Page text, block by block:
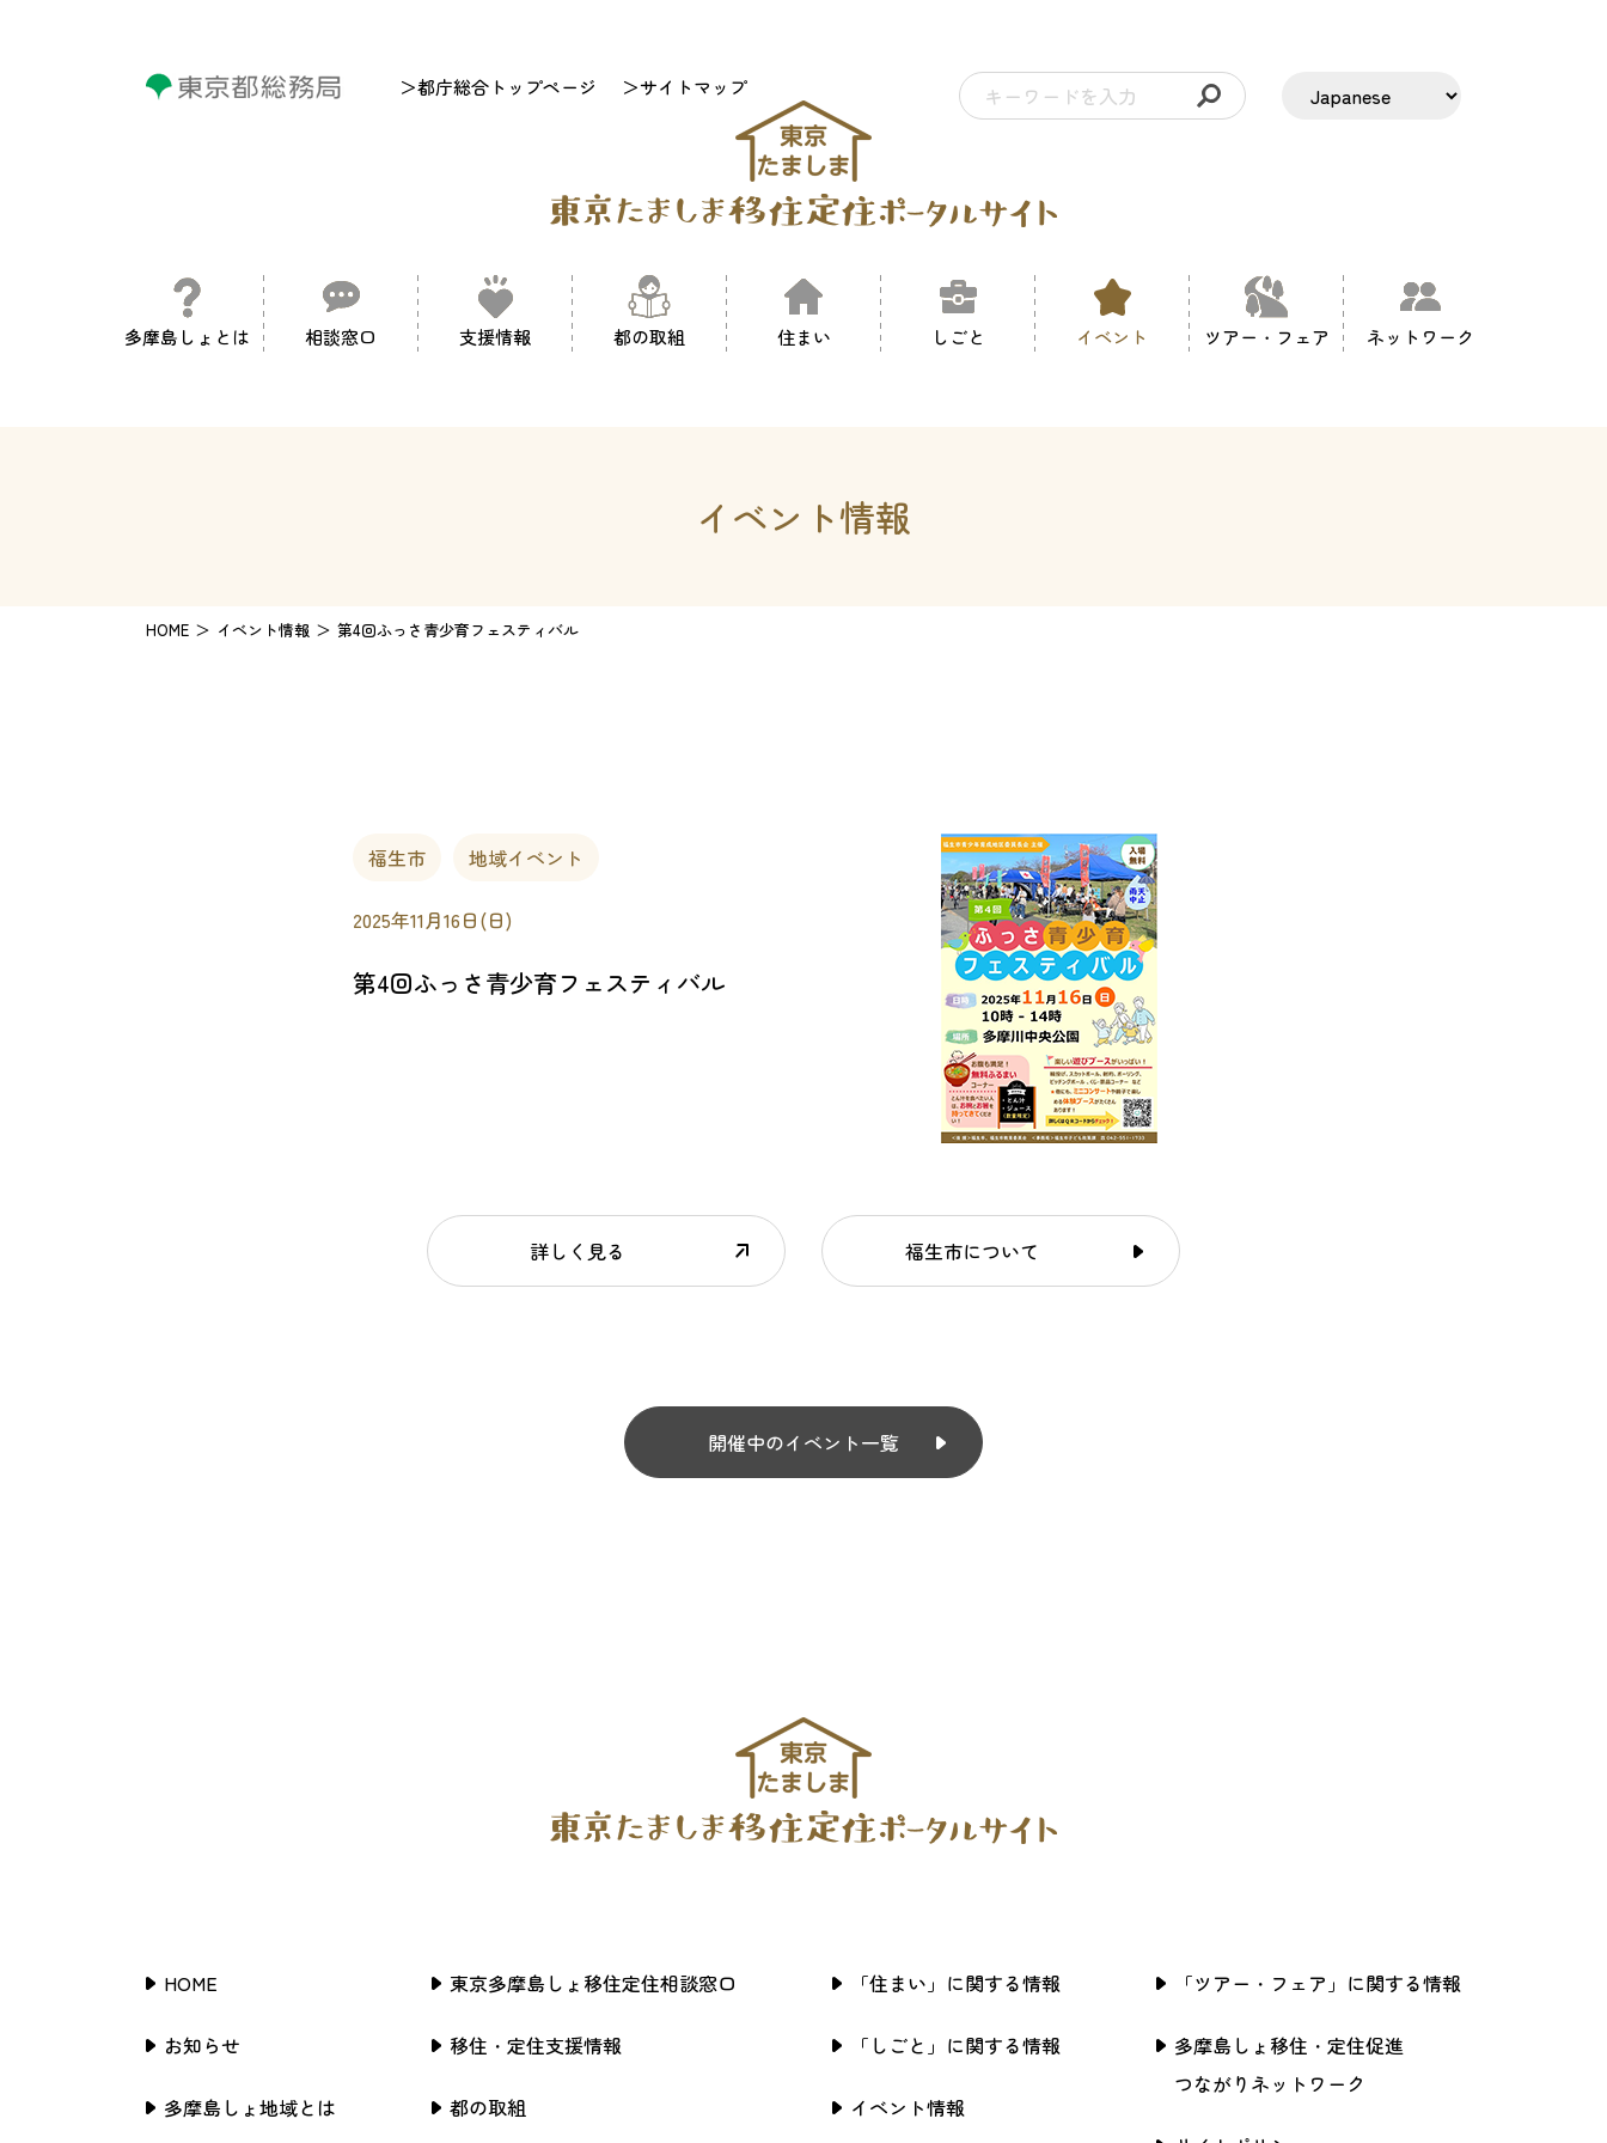
＞都庁総合トップページ ＞サイトマップ
多摩島しょとは 相談窓口 支援情報 都の取組 住まい しごと イベント ツアー・フェア ネットワーク
イベント情報
HOME イベント情報 第4回ふっさ青少育フェスティバル
福生市 地域イベント
2025年11月16日(日)
第4回ふっさ青少育フェスティバル
詳しく見る 福生市について
開催中のイベント一覧
HOME
お知らせ
多摩島しょ地域とは
東京多摩島しょ移住定住相談窓口
移住・定住支援情報
都の取組
「住まい」に関する情報
「しごと」に関する情報
イベント情報
「ツアー・フェア」に関する情報
多摩島しょ移住・定住促進
つながりネットワーク